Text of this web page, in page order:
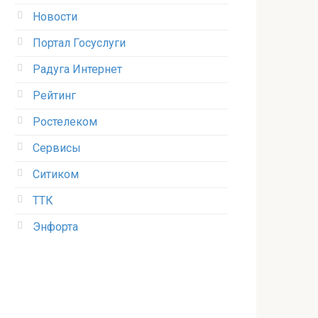
Новости
Портал Госуслуги
Радуга Интернет
Рейтинг
Ростелеком
Сервисы
Ситиком
ТТК
Энфорта